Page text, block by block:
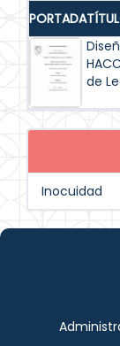
PORTADA
de
Inocuidad